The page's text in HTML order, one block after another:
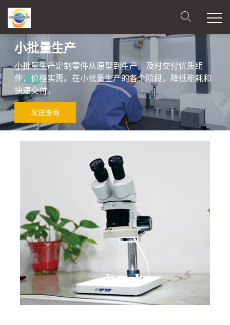
小批量生产
小批量生产定制零件从原型到生产。及时交付优质组
件，价格实惠。在小批量生产的各个阶段，降低能耗和
快速交付。
发送查询